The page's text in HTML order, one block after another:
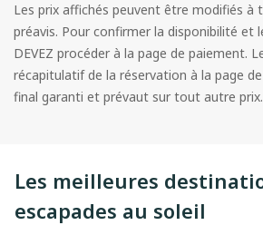
Les prix affichés peuvent être modifiés à
préavis. Pour confirmer la disponibilité et
DEVEZ procéder à la page de paiement.
récapitulatif de la réservation à la page
final garanti et prévaut sur tout autre prix.
Les meilleures
escapades au soleil